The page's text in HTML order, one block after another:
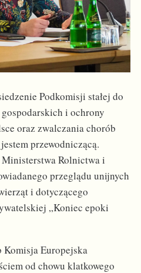
Podkomisji stałej do
i ochrony
oraz zwalczania chorób
przewodniczącą.
Rolnictwa i
przeglądu unijnych
i dotyczącego
„Koniec epoki
Komisja Europejska
od chowu klatkowego